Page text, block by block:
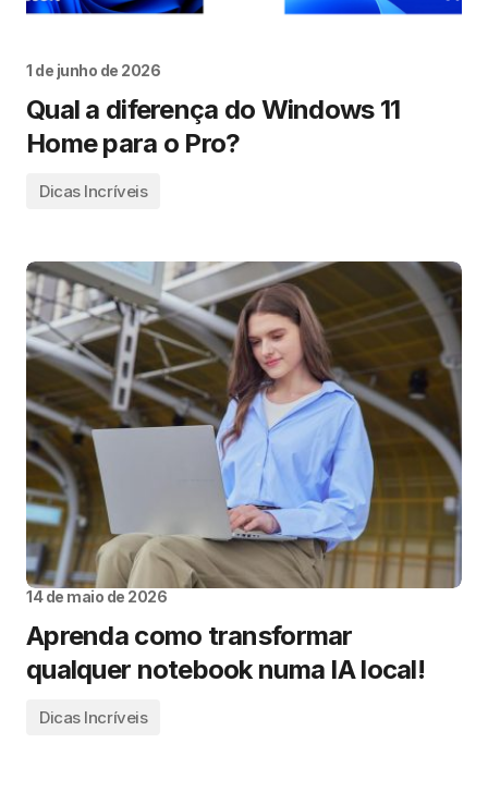
1 de junho de 2026
Qual a diferença do Windows 11
Home para o Pro?
Dicas Incríveis
14 de maio de 2026
Aprenda como transformar
qualquer notebook numa IA local!
Dicas Incríveis